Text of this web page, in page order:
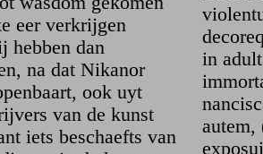
eer verkrijgen
hebben dan
na dat Nikanor
ook uyt
van de kunst
iets beschaefts van
in
autem,